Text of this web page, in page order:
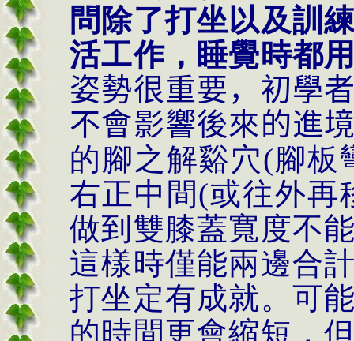
問除了打坐以及訓
活工作，睡覺時都
姿勢很重要，初學
不會影響後來的進
的腳之解谿穴(腳板
右正中間(或往外再
做到雙膝蓋寬度不
這樣時僅能兩邊合
打坐定有成就。可
的時間更會縮短，